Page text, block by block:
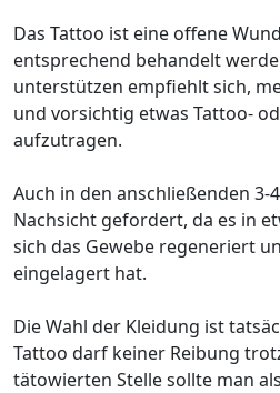
Das Tattoo ist eine offene
entsprechend behandelt
unterstützen empfiehlt sich,
und vorsichtig etwas Tattoo-
aufzutragen.
Auch in den anschließenden 3-
Nachsicht gefordert, da es in
sich das Gewebe regeneriert
eingelagert hat.
Die Wahl der Kleidung ist
Tattoo darf keiner Reibung
tätowierten Stelle sollte man